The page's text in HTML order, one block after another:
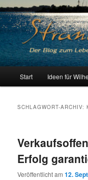
Zum
primären
Inhalt
springen
Zum
sekundären
Inhalt
springen
Der Blog zum Leben in
Start Ideen für
SCHLAGWORT-ARCHIV:
Erfolg
Veröffentlicht am12.